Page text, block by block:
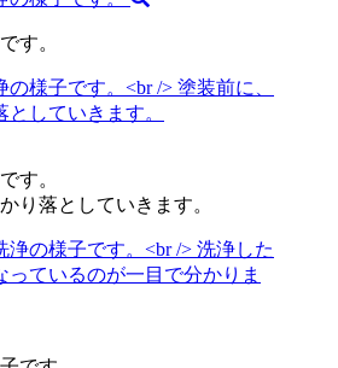
す。
す。
り落としていきます。